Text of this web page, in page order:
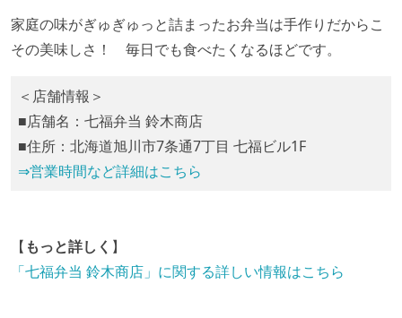
家庭の味がぎゅぎゅっと詰まったお弁当は手作りだからこ
その美味しさ！ 毎日でも食べたくなるほどです。
＜店舗情報＞
■店舗名：七福弁当 鈴木商店
■住所：北海道旭川市7条通7丁目 七福ビル1F
⇒営業時間など詳細はこちら
【 もっと詳しく 】
「七福弁当 鈴木商店」に関する詳しい情報はこちら